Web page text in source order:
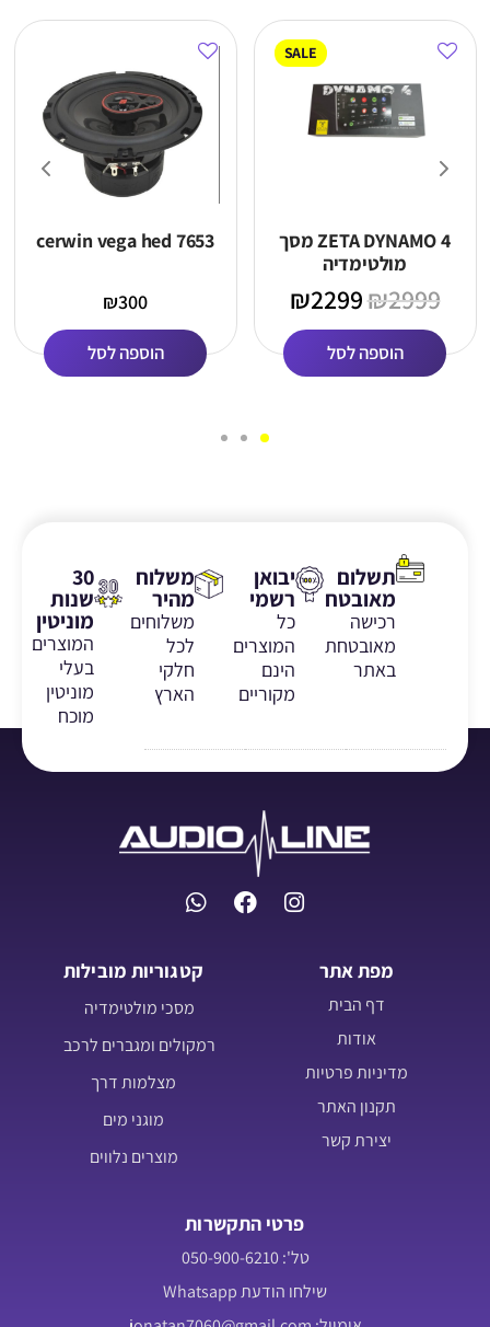
SALE
ZETA DYNAMO 4 מסך
מולטימדיה
₪2999
₪2299
הוספה לסל
cerwin vega hed 7653
₪300
הוספה לסל
תשלום
מאובטח
רכישה
מאובטחת
באתר
יבואן
רשמי
כל
המוצרים
הינם
מקוריים
משלוח
מהיר
משלוחים
לכל
חלקי
הארץ
30
שנות
מוניטין
המוצרים
בעלי
מוניטין
מוכח
מפת אתר
דף הבית
אודות
מדיניות פרטיות
תקנון האתר
יצירת קשר
קטגוריות מובילות
מסכי מולטימדיה
רמקולים ומגברים לרכב
מצלמות דרך
מוגני מים
מוצרים נלווים
פרטי התקשרות
טל': 050-900-6210
שילחו הודעת Whatsapp